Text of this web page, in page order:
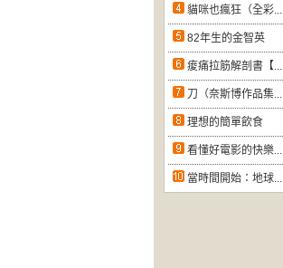
貓咪也瘋狂（全彩...
82年生的金智英
痠痛拉筋解剖書【...
刀（奈斯博作品集...
理想的簡單飲食
看懂好電影的快樂...
當時間開始：地球...